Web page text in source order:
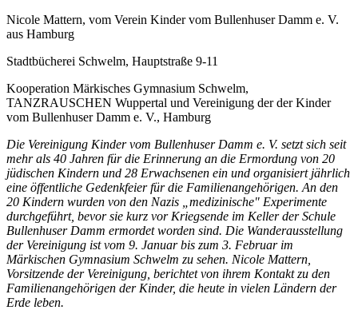
Nicole Mattern, vom Verein Kinder vom Bullenhuser Damm e. V.
aus Hamburg
Stadtbücherei Schwelm, Hauptstraße 9-11
Kooperation Märkisches Gymnasium Schwelm,
TANZRAUSCHEN Wuppertal und Vereinigung der der Kinder
vom Bullenhuser Damm e. V., Hamburg
Die Vereinigung Kinder vom Bullenhuser Damm e. V. setzt sich seit
mehr als 40 Jahren für die Erinnerung an die Ermordung von 20
jüdischen Kindern und 28 Erwachsenen ein und organisiert jährlich
eine öffentliche Gedenkfeier für die Familienangehörigen. An den
20 Kindern wurden von den Nazis „medizinische" Experimente
durchgeführt, bevor sie kurz vor Kriegsende im Keller der Schule
Bullenhuser Damm ermordet worden sind. Die Wanderausstellung
der Vereinigung ist vom 9. Januar bis zum 3. Februar im
Märkischen Gymnasium Schwelm zu sehen. Nicole Mattern,
Vorsitzende der Vereinigung, berichtet von ihrem Kontakt zu den
Familienangehörigen der Kinder, die heute in vielen Ländern der
Erde leben.